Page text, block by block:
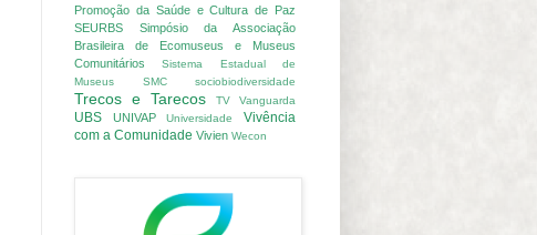
Promoção da Saúde e Cultura de Paz
SEURBS
Simpósio da Associação
Brasileira de Ecomuseus e Museus
Comunitários
Sistema Estadual de
Museus
SMC sociobiodiversidade
Trecos e Tarecos TV Vanguarda
UBS UNIVAP Universidade
Vivência
com a Comunidade Vivien Wecon